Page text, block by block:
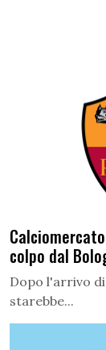
colpo dal
Dopo l'arrivo
starebbe...